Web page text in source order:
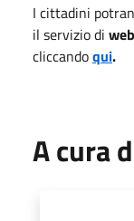
I cittadini
il servizio di
cliccandoqui.
A cura